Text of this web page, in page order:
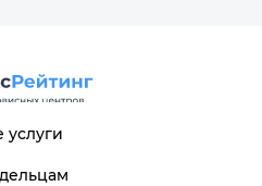
услуги